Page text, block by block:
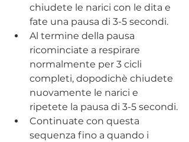
chiudete le narici con le dita e
fate una pausa di 3-5 secondi.
Al termine della pausa
ricominciate a respirare
normalmente per 3 cicli
completi, dopodichè chiudete
nuovamente le narici e
ripetete la pausa di 3-5 secondi.
Continuate con questa
sequenza fino a quando i